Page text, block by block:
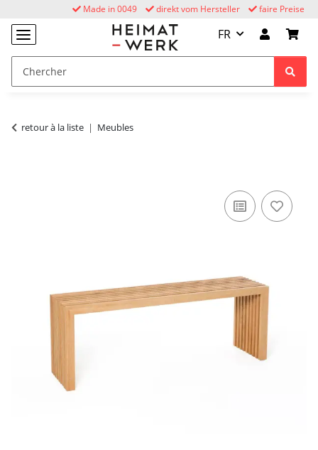
faire Preise
direkt vom Hersteller
Made in 0049
FR
retour à la liste Meubles